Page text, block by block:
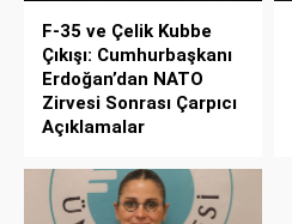
F-35 ve Çelik Kubbe
Çıkışı: Cumhurbaşkanı
Erdoğan’dan NATO
Zirvesi Sonrası Çarpıcı
Açıklamalar